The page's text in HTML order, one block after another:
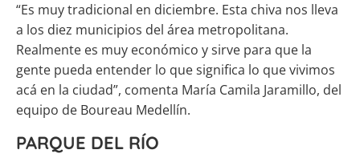
“Es muy tradicional en diciembre. Esta chiva nos lleva
a los diez municipios del área metropolitana.
Realmente es muy económico y sirve para que la
gente pueda entender lo que significa lo que vivimos
acá en la ciudad”, comenta María Camila Jaramillo, del
equipo de Boureau Medellín.
PARQUE DEL RÍO